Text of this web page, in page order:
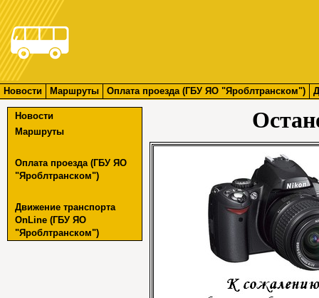
Новости Маршруты Оплата проезда (ГБУ ЯО "Яроблтранском")
Новости
Маршруты
Оплата проезда (ГБУ ЯО
"Яроблтранском")
Движение транспорта
OnLine (ГБУ ЯО
"Яроблтранском")